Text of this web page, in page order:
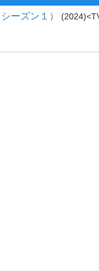
ーズン１） 2024